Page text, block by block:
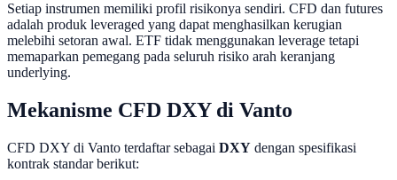
Setiap instrumen memiliki profil risikonya sendiri. CFD dan futures
adalah produk leveraged yang dapat menghasilkan kerugian
melebihi setoran awal. ETF tidak menggunakan leverage tetapi
memaparkan pemegang pada seluruh risiko arah keranjang
underlying.
Mekanisme CFD DXY di Vanto
CFD DXY di Vanto terdaftar sebagai DXY dengan spesifikasi
kontrak standar berikut: